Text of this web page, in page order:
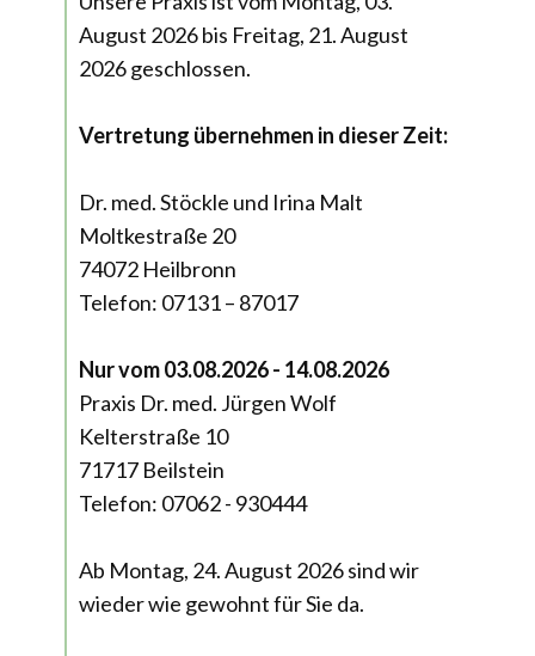
August 2026 bis Freitag, 21. August
2026 geschlossen.
Vertretung übernehmen in dieser Zeit:
Dr. med. Stöckle und Irina Malt
Moltkestraße 20
74072 Heilbronn
Telefon: 07131 – 87017
Nur vom 03.08.2026 - 14.08.2026
Praxis Dr. med. Jürgen Wolf
Kelterstraße 10
71717 Beilstein
Telefon: 07062 - 930444
Ab Montag, 24. August 2026 sind wir
wieder wie gewohnt für Sie da.